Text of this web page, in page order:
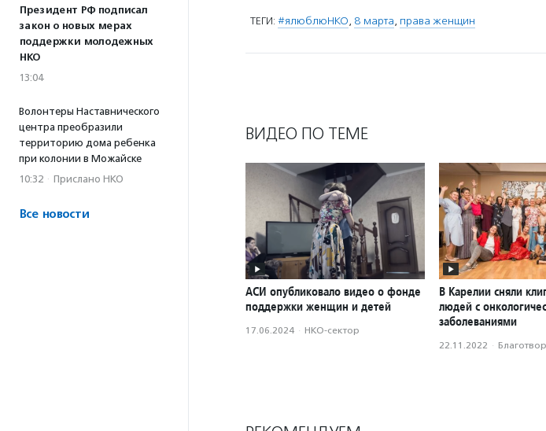
Президент РФ подписал
закон о новых мерах
поддержки молодежных
НКО
13:04
Волонтеры Наставнического
центра преобразили
территорию дома ребенка
при колонии в Можайске
10:32 · Прислано НКО
Все новости
ТЕГИ: #ялюблюНКО, 8 марта, права женщин
ВИДЕО ПО ТЕМЕ
АСИ опубликовало видео о фонде
поддержки женщин и детей
17.06.2024 · НКО-сектор
В Карелии сняли
людей с
заболеваниями
22.11.2022 ·